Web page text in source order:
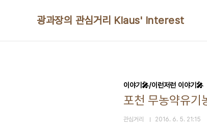
광과장의 관심거리 Klaus' Interest
이야기🎤/이런저런 이야기🎤
포천 무농약유
관심거리 2016. 6. 5. 21:15